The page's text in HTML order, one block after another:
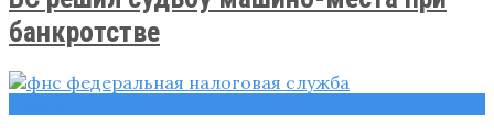
банкротстве